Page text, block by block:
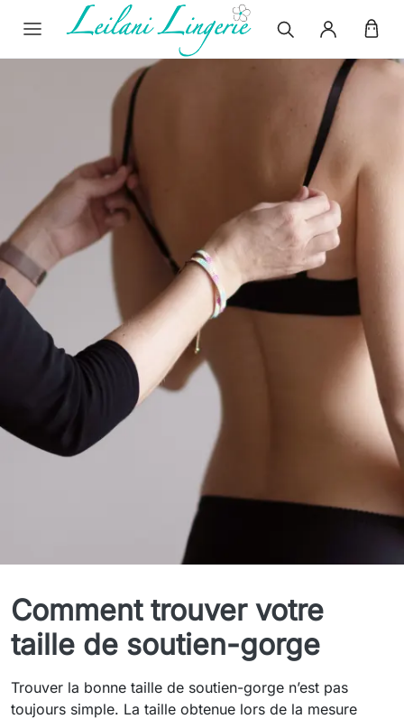
Guide des tailles
Comment trouver votre
taille de soutien-gorge
Trouver la bonne taille de soutien-gorge n’est pas
toujours simple. La taille obtenue lors de la mesure